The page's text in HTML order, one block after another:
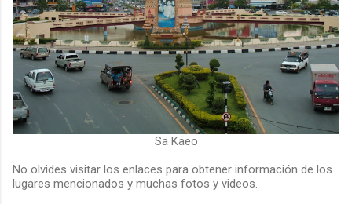
Sa Kaeo
No olvides visitar los enlaces para obtener información de los
lugares mencionados y muchas fotos y videos.